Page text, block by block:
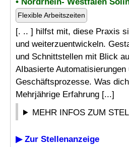
Flexible Arbeitszeiten
[. .. ] hilfst mit, diese Praxis
und weiterzuentwickeln.
und Schnittstellen mit Blick
AIbasierte Automatisierungen
Geschäftsprozesse. Was
Mehrjährige Erfahrung [...]
MEHR INFOS ZUM
▶ Zur Stellenanzeige